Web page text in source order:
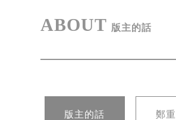
ABOUT 版主的話
版主的話 鄭